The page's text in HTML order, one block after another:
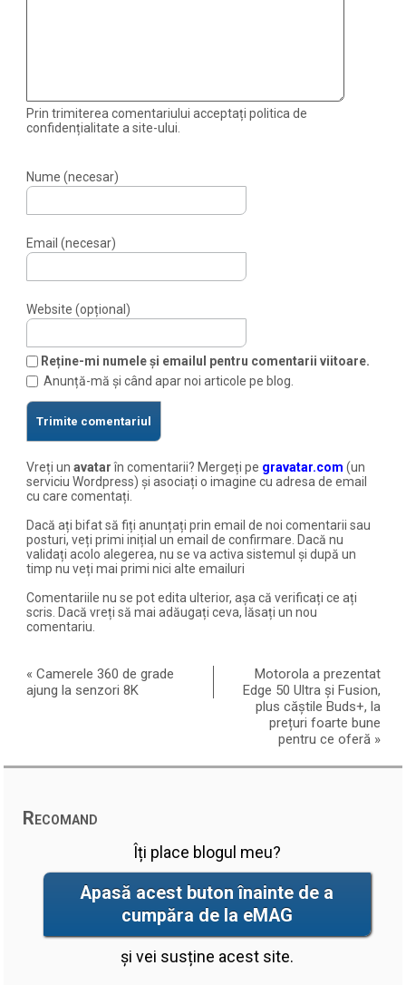
Prin trimiterea comentariului acceptați politica de
confidențialitate a site-ului.
Nume (necesar)
Email (necesar)
Website (opțional)
Reține-mi numele și emailul pentru comentarii viitoare.
Anunță-mă și când apar noi articole pe blog.
Vreți unavatarîn comentarii? Mergeți pe gravatar.com (un
serviciu Wordpress) și asociați o imagine cu adresa de email
cu care comentați.
Dacă ați bifat să fiți anunțați prin email de noi comentarii sau
posturi, veți primi inițial un email de confirmare. Dacă nu
validați acolo alegerea, nu se va activa sistemul și după un
timp nu veți mai primi nici alte emailuri
Comentariile nu se pot edita ulterior, așa că verificați ce ați
scris. Dacă vreți să mai adăugați ceva, lăsați un nou
comentariu.
«Camerele 360 de grade
ajung la senzori 8K
Motorola a prezentat
Edge 50 Ultra și Fusion,
plus căștile Buds+, la
prețuri foarte bune
pentru ce oferă »
Recomand
Îți place blogul meu?
Apasă acest buton înainte de a
cumpăra de la eMAG
și vei susține acest site.